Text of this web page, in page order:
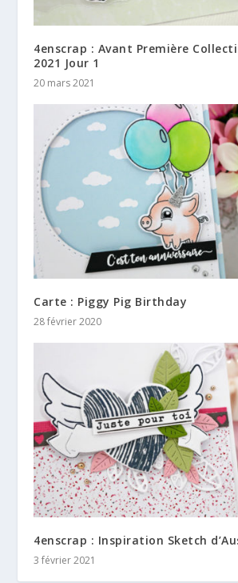
4enscrap : Avant Première
2021 Jour 1
20 mars 2021
Carte : Piggy Pig Birthday
28 février 2020
4enscrap : Inspiration Sketch
3 février 2021